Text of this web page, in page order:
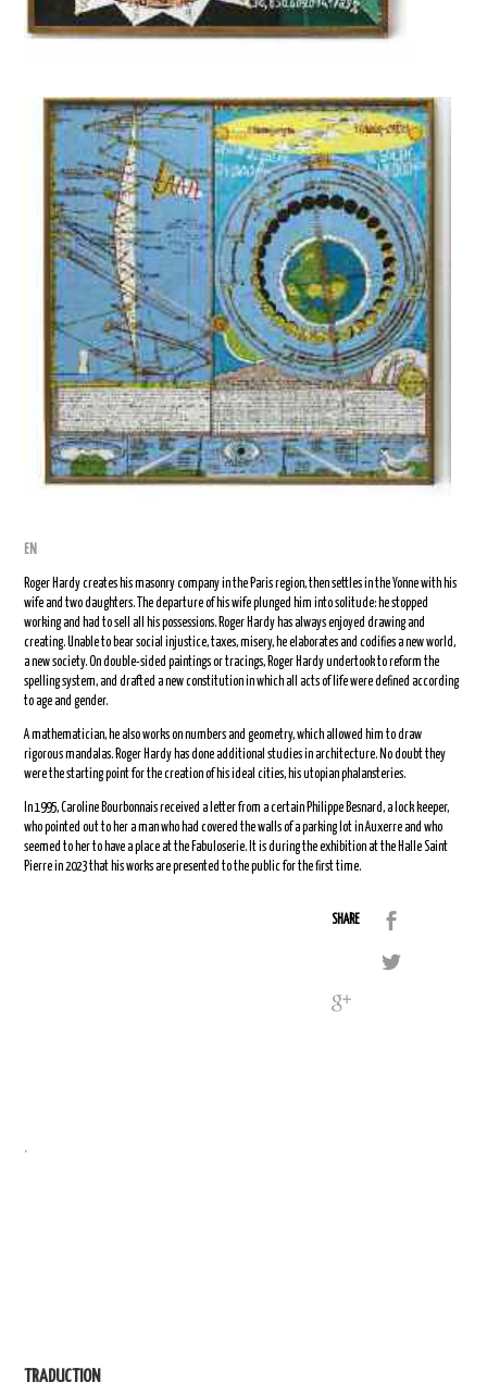
EN
Roger Hardy creates his masonry company in the Paris region, then settles in the Yonne with his
wife and two daughters. The departure of his wife plunged him into solitude: he stopped
working and had to sell all his possessions. Roger Hardy has always enjoyed drawing and
creating. Unable to bear social injustice, taxes, misery, he elaborates and codifies a new world,
a new society. On double-sided paintings or tracings, Roger Hardy undertook to reform the
spelling system, and drafted a new constitution in which all acts of life were defined according
to age and gender.
A mathematician, he also works on numbers and geometry, which allowed him to draw
rigorous mandalas. Roger Hardy has done additional studies in architecture. No doubt they
were the starting point for the creation of his ideal cities, his utopian phalansteries.
In 1995, Caroline Bourbonnais received a letter from a certain Philippe Besnard, a lock keeper,
who pointed out to her a man who had covered the walls of a parking lot in Auxerre and who
seemed to her to have a place at the Fabuloserie. It is during the exhibition at the Halle Saint
Pierre in 2023 that his works are presented to the public for the first time.
SHARE
.
TRADUCTION